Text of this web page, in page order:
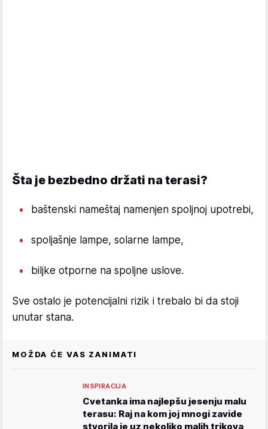
Šta je bezbedno držati na terasi?
baštenski nameštaj namenjen spoljnoj upotrebi,
spoljašnje lampe, solarne lampe,
biljke otporne na spoljne uslove.
Sve ostalo je potencijalni rizik i trebalo bi da stoji
unutar stana.
MOŽDA ĆE VAS ZANIMATI
INSPIRACIJA
Cvetanka ima najlepšu jesenju malu
terasu: Raj na kom joj mnogi zavide
stvorila je uz nekoliko malih trikova